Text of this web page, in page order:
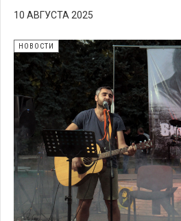
10 АВГУСТА 2025
НОВОСТИ